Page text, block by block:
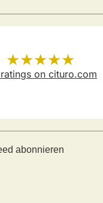
has
★★★★★
ratings on cituro.com
abonnieren